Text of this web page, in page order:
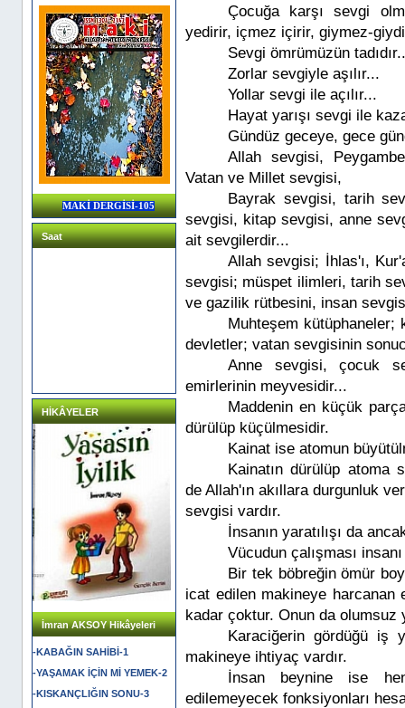
MAKİ DERGİSİ-105
Saat
HİKÂYELER
İmran AKSOY Hikâyeleri
-KABAĞIN SAHİBİ-1
-YAŞAMAK İÇİN Mİ YEMEK-2
-KISKANÇLIĞIN SONU-3
Çocuğa karşı sevgi
yedirir, içmez içirir, giymez-
Sevgi ömrümüzün
Zorlar sevgiyle aşılır...
Yollar sevgi ile açılır...
Hayat yarışı sevgi ile
Gündüz geceye, gece
Allah sevgisi,
Vatan ve Millet sevgisi,
Bayrak sevgisi, tarih
sevgisi, kitap sevgisi, anne
ait sevgilerdir...
Allah sevgisi; İhlas'ı,
sevgisi; müspet ilimleri, tarih
ve gazilik rütbesini, insan
Muhteşem
devletler; vatan sevgisinin
Anne sevgisi, çocuk
emirlerinin meyvesidir...
Maddenin en küçük
dürülüp küçülmesidir.
Kainat ise atomun
Kainatın dürülüp atoma
de Allah'ın akıllara durgunluk
sevgisi vardır.
İnsanın yaratılışı da
Vücudun çalışması
Bir tek böbreğin ömür
icat edilen makineye harcanan
kadar çoktur. Onun da
Karaciğerin gördüğü iş
makineye ihtiyaç vardır.
İnsan beynine ise
edilemeyecek fonksiyonları